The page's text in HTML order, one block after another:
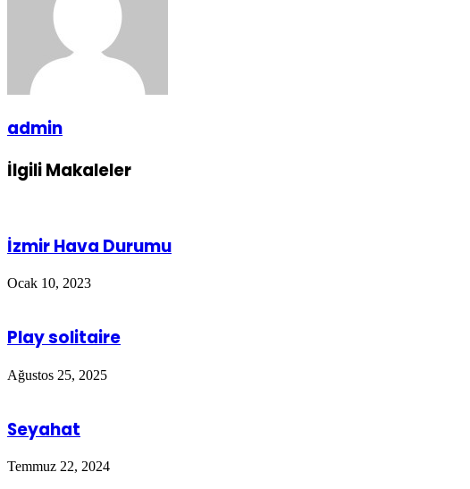
admin
İlgili Makaleler
İzmir Hava Durumu
Ocak 10, 2023
Play solitaire
Ağustos 25, 2025
Seyahat
Temmuz 22, 2024